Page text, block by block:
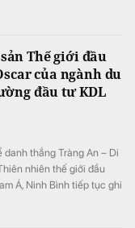
Thế giới đầu
của ngành du
đầu tư KDL
danh thắng Tràng An – Di
nhiên thế giới đầu
Á, Ninh Bình tiếp tục ghi